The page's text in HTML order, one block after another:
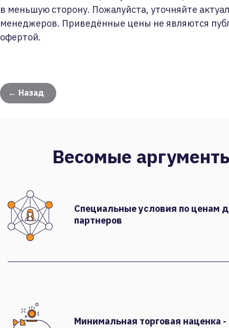
в меньшую сторону. Пожалуйста, уточняйте
менеджеров. Приведённые цены не являются
офертой.
← Назад
Весомые
Специальные условия по ценам
партнеров
Минимальная торговая наценка